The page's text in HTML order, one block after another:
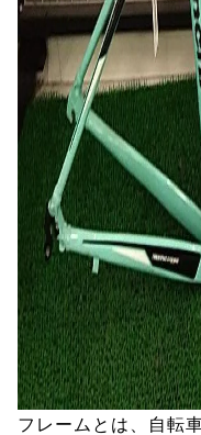
フレームとは、自転